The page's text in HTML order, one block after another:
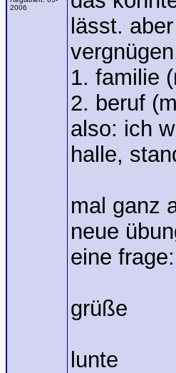
2006
lässt.
1. familie
2. beruf
also: ich
halle,
mal ganz
neue
eine
grüße
lunte